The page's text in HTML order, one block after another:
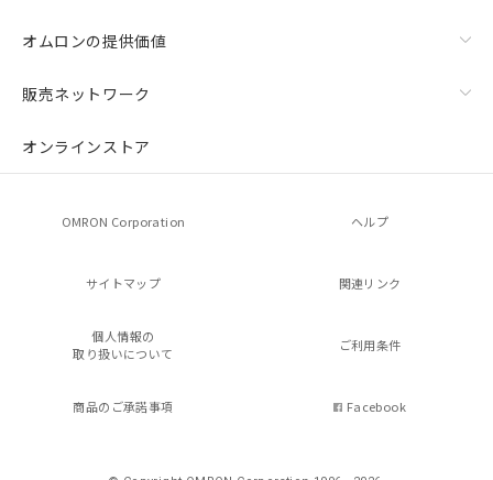
オムロンの提供価値
販売ネットワーク
オンラインストア
OMRON Corporation ヘルプ
サイトマップ 関連リンク
個人情報の
取り扱いについて
ご利用条件
商品のご承諾事項 Facebook